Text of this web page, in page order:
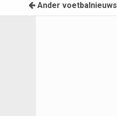
Ander voetbalnieuws